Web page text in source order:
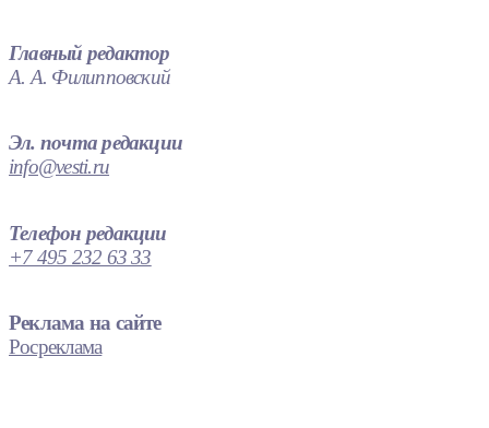
Главный редактор
А. А. Филипповский
Эл. почта редакции
info@vesti.ru
Телефон редакции
+7 495 232 63 33
Реклама на сайте
Росреклама